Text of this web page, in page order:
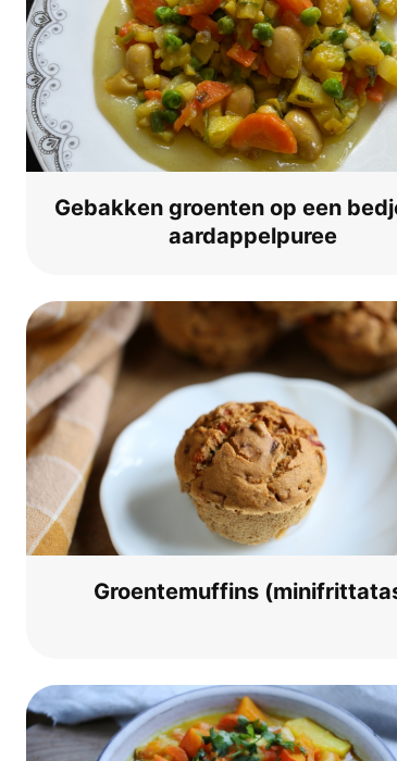
Gebak­ken groen­ten op een
aardappelpuree
Groen­te­muf­fins